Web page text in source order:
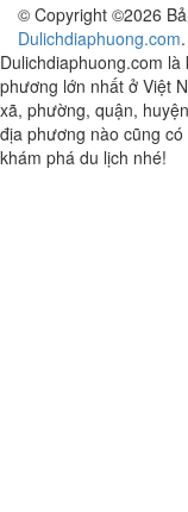
© Copyright ©2026
Dulichdiaphuong.com
Dulichdiaphuong.com
phương lớn nhất ở Việt
xã, phường, quận,
địa phương nào cũng
khám phá du lịch nhé!